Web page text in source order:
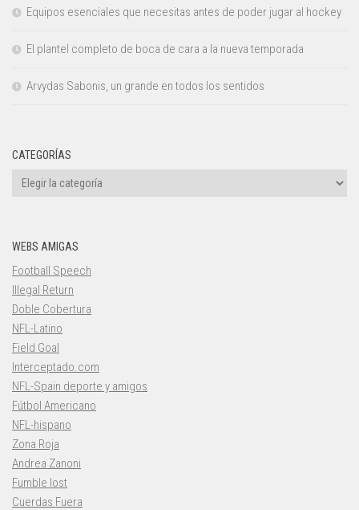
Equipos esenciales que necesitas antes de poder jugar al hockey
El plantel completo de boca de cara a la nueva temporada
Arvydas Sabonis, un grande en todos los sentidos
CATEGORÍAS
Categorías
WEBS AMIGAS
Football Speech
Illegal Return
Doble Cobertura
NFL-Latino
Field Goal
Interceptado.com
NFL-Spain deporte y amigos
Fútbol Americano
NFL-hispano
Zona Roja
Andrea Zanoni
Fumble lost
Cuerdas Fuera